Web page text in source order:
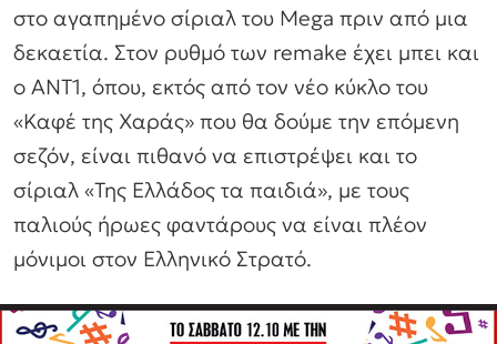
στο αγαπημένο σίριαλ του Mega πριν από μια
δεκαετία. Στον ρυθμό των remake έχει μπει και
ο ΑΝΤ1, όπου, εκτός από τον νέο κύκλο του
«Καφέ της Χαράς» που θα δούμε την επόμενη
σεζόν, είναι πιθανό να επιστρέψει και το
σίριαλ «Της Ελλάδος τα παιδιά», με τους
παλιούς ήρωες φαντάρους να είναι πλέον
μόνιμοι στον Ελληνικό Στρατό.